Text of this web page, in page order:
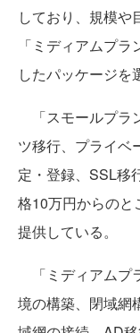
しており、規模や
「ミディアムプ
したパッケージを
「スモールプラ
ツ移行、プライベ
定・登録、SSL移
格10万円からのと
提供している。
「ミディアムプ
境の構築、閉域網